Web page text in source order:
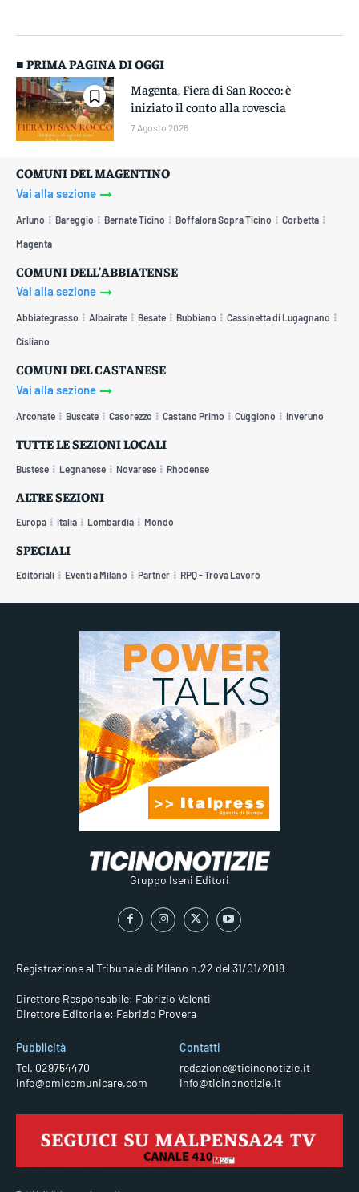
■ PRIMA PAGINA DI OGGI
Magenta, Fiera di San Rocco: è
iniziato il conto alla rovescia
7 Agosto 2026
COMUNI DEL MAGENTINO
Vai alla sezione
Arluno Bareggio Bernate Ticino Boffalora Sopra Ticino Corbetta
Magenta
COMUNI DELL'ABBIATENSE
Vai alla sezione
Abbiategrasso Albairate Besate Bubbiano Cassinetta di Lugagnano
Cisliano
COMUNI DEL CASTANESE
Vai alla sezione
Arconate Buscate Casorezzo Castano Primo Cuggiono Inveruno
TUTTE LE SEZIONI LOCALI
Bustese Legnanese Novarese Rhodense
ALTRE SEZIONI
Europa Italia Lombardia Mondo
SPECIALI
Editoriali Eventi a Milano Partner RPQ - Trova Lavoro
Gruppo Iseni Editori
Registrazione al Tribunale di Milano n.22 del 31/01/2018
Direttore Responsabile: Fabrizio Valenti
Direttore Editoriale: Fabrizio Provera
Pubblicità
Tel. 029754470
info@pmicomunicare.com
Contatti
redazione@ticinonotizie.it
info@ticinonotizie.it